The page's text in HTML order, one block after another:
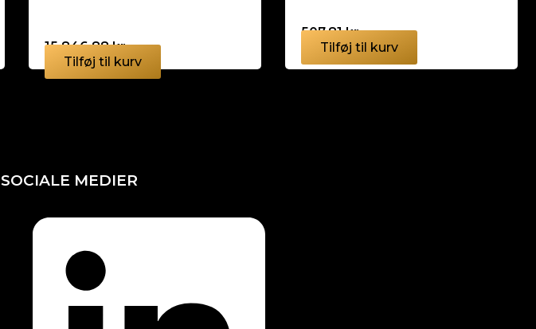
15.846,88kr.
Tilføj til kurv
507,81kr.
Tilføj til kurv
SOCIALE MEDIER